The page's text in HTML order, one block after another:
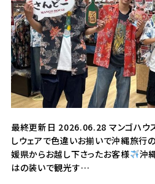
最終更新日 2026.06.28 マンゴハウ
しウェアで色違いお揃いで沖縄旅行の
媛県からお越し下さったお客様
沖
はの装いで観光す…